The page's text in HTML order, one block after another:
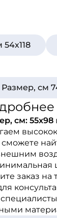
Размер, см
см: 55х98
заказ на